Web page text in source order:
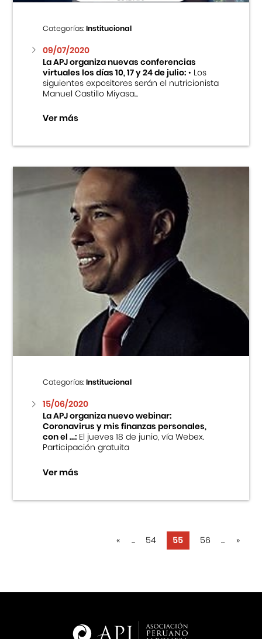
Categorías:Institucional
09/07/2020
La APJ organiza nuevas conferencias
virtuales los días 10, 17 y 24 de julio:• Los
siguientes expositores serán el nutricionista
Manuel Castillo Miyasa...
Ver más
Categorías:Institucional
15/06/2020
La APJ organiza nuevo webinar:
Coronavirus y mis finanzas personales,
con el ...:El jueves 18 de junio, vía Webex.
Participación gratuita
Ver más
« ... 54 55 56 ... »